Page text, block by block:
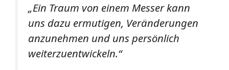
„Ein Traum von einem Messer kann
uns dazu ermutigen, Veränderungen
anzunehmen und uns persönlich
weiterzuentwickeln.“